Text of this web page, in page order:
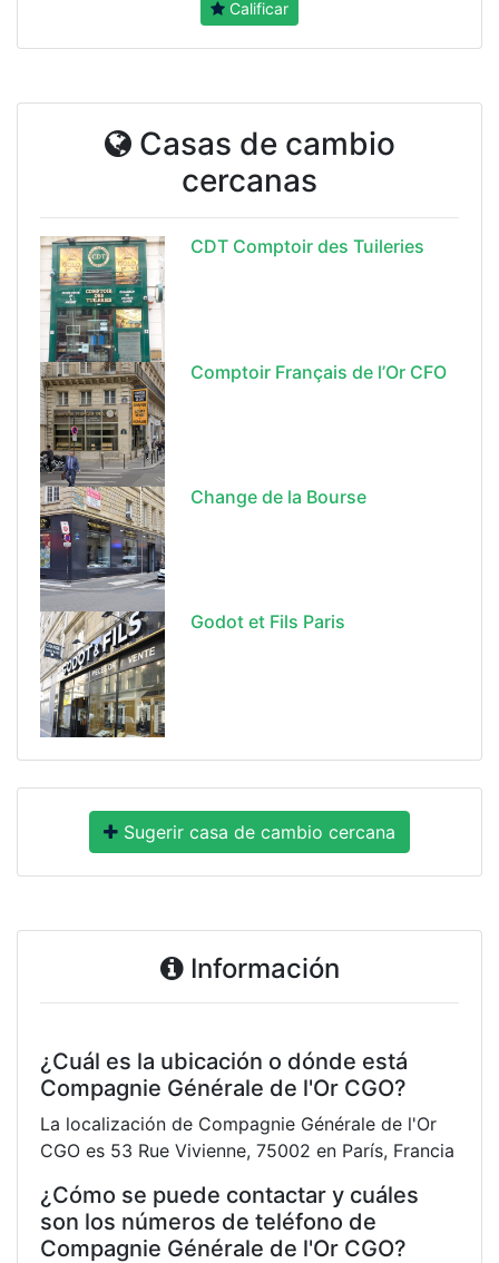
Calificar
Casas de cambio
cercanas
CDT Comptoir des Tuileries
Comptoir Français de l’Or CFO
Change de la Bourse
Godot et Fils Paris
Sugerir casa de cambio cercana
Información
¿Cuál es la ubicación o dónde está
Compagnie Générale de l'Or CGO?
La localización de Compagnie Générale de l'Or
CGO es 53 Rue Vivienne, 75002 en París, Francia
¿Cómo se puede contactar y cuáles
son los números de teléfono de
Compagnie Générale de l'Or CGO?